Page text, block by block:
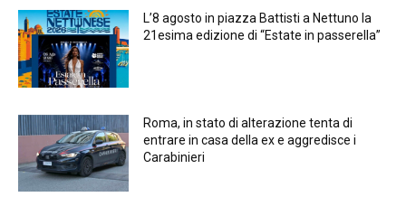
L’8 agosto in piazza Battisti a Nettuno la
21esima edizione di “Estate in passerella”
Roma, in stato di alterazione tenta di
entrare in casa della ex e aggredisce i
Carabinieri